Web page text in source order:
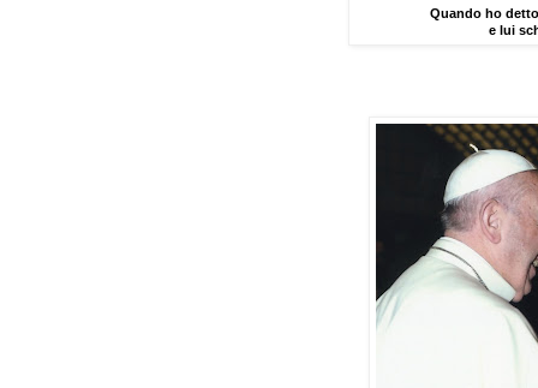
Quando ho
e lui